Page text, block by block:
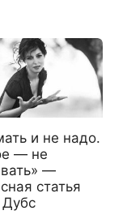
и не надо.
— не
—
статья